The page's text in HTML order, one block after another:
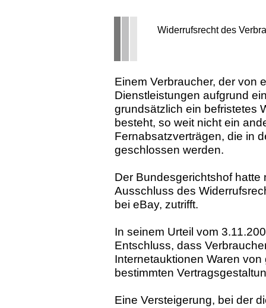
Widerrufsrecht des
Einem Verbraucher, der von
Dienstleistungen aufgrund
grundsätzlich ein befristetes
besteht, so weit nicht ein
Fernabsatzverträgen, die in
geschlossen werden.
Der Bundesgerichtshof
Ausschluss des
bei eBay, zutrifft.
In seinem Urteil vom
Entschluss, dass
Internetauktionen Waren
bestimmten
Eine Versteigerung, bei der